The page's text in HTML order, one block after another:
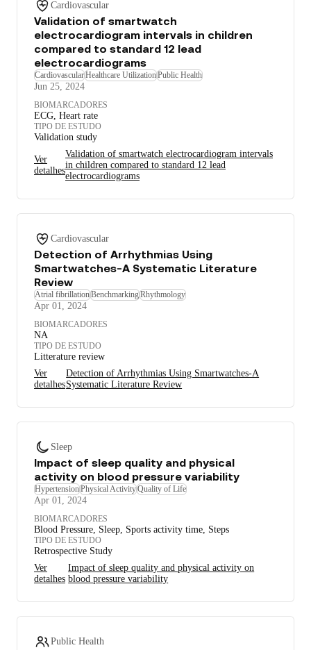
Cardiovascular
Validation of smartwatch
electrocardiogram intervals in children
compared to standard 12 lead
electrocardiograms
CardiovascularHealthcare UtilizationPublic Health
Jun 25, 2024
BIOMARCADORES
ECG, Heart rate
TIPO DE ESTUDO
Validation study
Ver
detalhes
Validation of smartwatch electrocardiogram intervals
in children compared to standard 12 lead
electrocardiograms
Cardiovascular
Detection of Arrhythmias Using
Smartwatches-A Systematic Literature
Review
Atrial fibrillationBenchmarkingRhythmology
Apr 01, 2024
BIOMARCADORES
NA
TIPO DE ESTUDO
Litterature review
Ver
detalhes
Detection of Arrhythmias Using Smartwatches-A
Systematic Literature Review
Sleep
Impact of sleep quality and physical
activity on blood pressure variability
HypertensionPhysical ActivityQuality of Life
Apr 01, 2024
BIOMARCADORES
Blood Pressure, Sleep, Sports activity time, Steps
TIPO DE ESTUDO
Retrospective Study
Ver
detalhes
Impact of sleep quality and physical activity on
blood pressure variability
Public Health